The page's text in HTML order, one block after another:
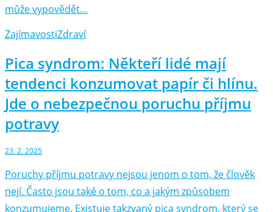
může vypovědět…
ZajímavostiZdraví
Pica syndrom: Někteří lidé mají
tendenci konzumovat papír či hlínu.
Jde o nebezpečnou poruchu příjmu
potravy
23. 2. 2025
Poruchy příjmu potravy nejsou jenom o tom, že člověk
nejí. Často jsou také o tom, co a jakým způsobem
konzumujeme. Existuje takzvaný pica syndrom, který se